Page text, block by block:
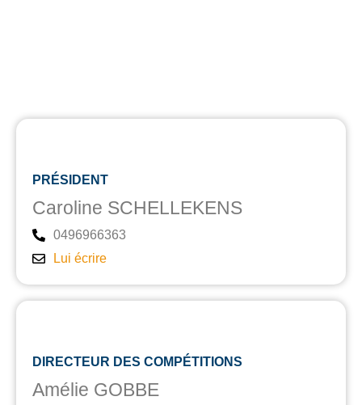
PRÉSIDENT
Caroline SCHELLEKENS
0496966363
Lui écrire
DIRECTEUR DES COMPÉTITIONS
Amélie GOBBE